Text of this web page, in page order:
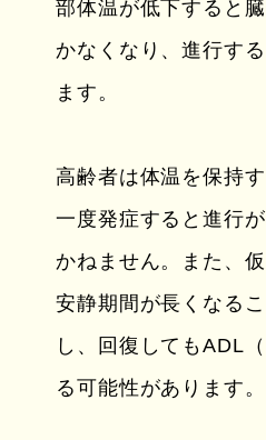
部体温が低下すると
かなくなり、進行す
ます。
高齢者は体温を保持
一度発症すると進行
かねません。また、
安静期間が長くなる
し、回復してもADL
る可能性があります。